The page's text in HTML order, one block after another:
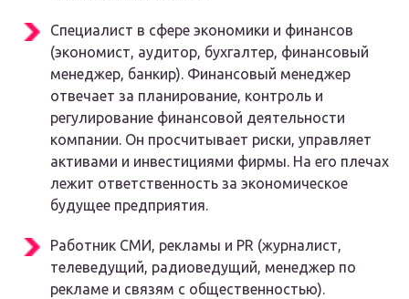
Специалист в сфере экономики и финансов
(экономист, аудитор, бухгалтер, финансовый
менеджер, банкир). Финансовый менеджер
отвечает за планирование, контроль и
регулирование финансовой деятельности
компании. Он просчитывает риски, управляет
активами и инвестициями фирмы. На его плечах
лежит ответственность за экономическое
будущее предприятия.
Работник СМИ, рекламы и PR (журналист,
телеведущий, радиоведущий, менеджер по
рекламе и связям с общественностью).